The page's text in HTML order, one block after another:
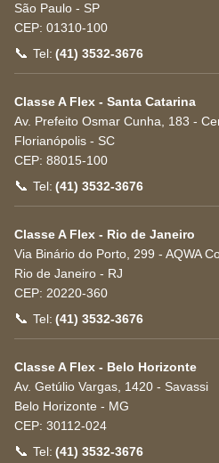
São Paulo - SP
CEP: 01310-100
📞 Tel: (41) 3532-3676
Classe A Flex - Santa Catarina
Av. Prefeito Osmar Cunha, 183 -
Florianópolis - SC
CEP: 88015-100
📞 Tel: (41) 3532-3676
Classe A Flex - Rio de Janeiro
Via Binário do Porto, 299 - AQWA
Rio de Janeiro - RJ
CEP: 20220-360
📞 Tel: (41) 3532-3676
Classe A Flex - Belo Horizonte
Av. Getúlio Vargas, 1420 - Savassi
Belo Horizonte - MG
CEP: 30112-024
📞 Tel: (41) 3532-3676